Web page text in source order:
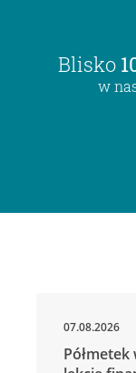
Blisko
w
07.08.2026